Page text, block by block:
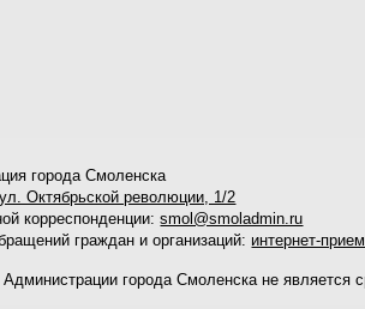
города Смоленска
ул. Октябрьской революции, 1/2
корреспонденции:smol@smoladmin.ru
граждан и организаций: интернет-
города Смоленска не является